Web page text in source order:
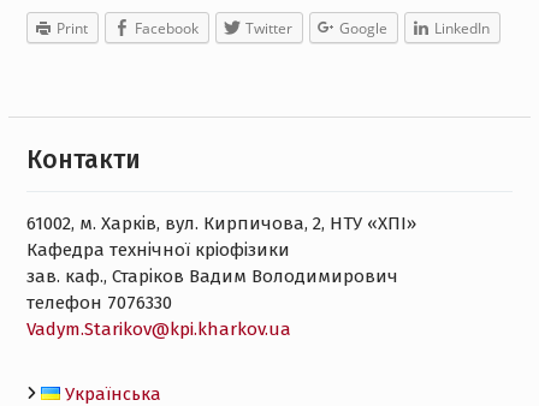
Print Facebook Twitter Google LinkedIn
Контакти
61002, м. Харків, вул. Кирпичова, 2, НТУ «ХПІ»
Кафедра технічної кріофізики
зав. каф., Старіков Вадим Володимирович
телефон 7076330
Vadym.Starikov@kpi.kharkov.ua
Українська